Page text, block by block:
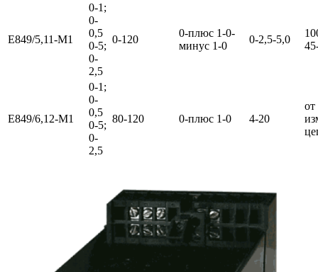
Е849/5,11-М1
0-1;
0-
0,5
0-5;
0-
2,5
0-120
0-плюс 1-0-
минус 1-0
0-2,5-5,0
Е849/6,12-М1
0-1;
0-
0,5
0-5;
0-
2,5
80-120 0-плюс 1-0 4-20
от